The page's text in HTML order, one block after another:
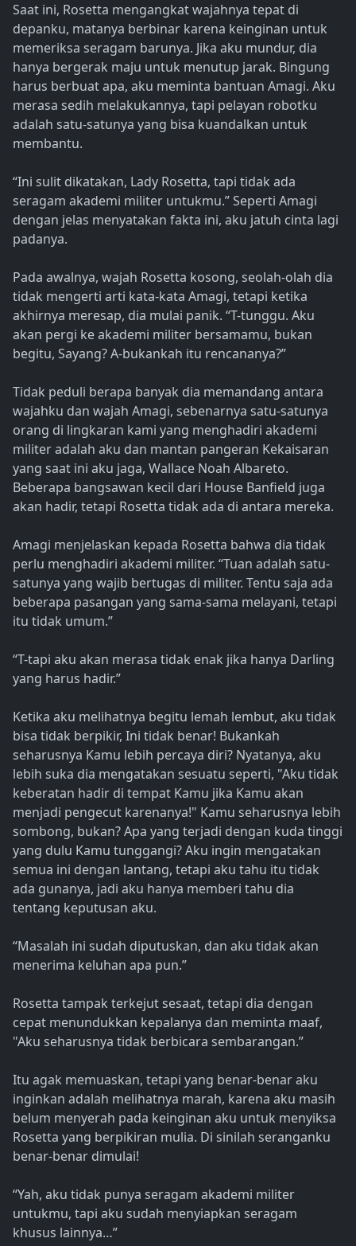
Saat ini, Rosetta mengangkat wajahnya tepat di
depanku, matanya berbinar karena keinginan untuk
memeriksa seragam barunya. Jika aku mundur, dia
hanya bergerak maju untuk menutup jarak. Bingung
harus berbuat apa, aku meminta bantuan Amagi. Aku
merasa sedih melakukannya, tapi pelayan robotku
adalah satu-satunya yang bisa kuandalkan untuk
membantu.
“Ini sulit dikatakan, Lady Rosetta, tapi tidak ada
seragam akademi militer untukmu.” Seperti Amagi
dengan jelas menyatakan fakta ini, aku jatuh cinta lagi
padanya.
Pada awalnya, wajah Rosetta kosong, seolah-olah dia
tidak mengerti arti kata-kata Amagi, tetapi ketika
akhirnya meresap, dia mulai panik. “T-tunggu. Aku
akan pergi ke akademi militer bersamamu, bukan
begitu, Sayang? A-bukankah itu rencananya?”
Tidak peduli berapa banyak dia memandang antara
wajahku dan wajah Amagi, sebenarnya satu-satunya
orang di lingkaran kami yang menghadiri akademi
militer adalah aku dan mantan pangeran Kekaisaran
yang saat ini aku jaga, Wallace Noah Albareto.
Beberapa bangsawan kecil dari House Banfield juga
akan hadir, tetapi Rosetta tidak ada di antara mereka.
Amagi menjelaskan kepada Rosetta bahwa dia tidak
perlu menghadiri akademi militer. “Tuan adalah satu-
satunya yang wajib bertugas di militer. Tentu saja ada
beberapa pasangan yang sama-sama melayani, tetapi
itu tidak umum.”
“T-tapi aku akan merasa tidak enak jika hanya Darling
yang harus hadir.”
Ketika aku melihatnya begitu lemah lembut, aku tidak
bisa tidak berpikir, Ini tidak benar! Bukankah
seharusnya Kamu lebih percaya diri? Nyatanya, aku
lebih suka dia mengatakan sesuatu seperti, "Aku tidak
keberatan hadir di tempat Kamu jika Kamu akan
menjadi pengecut karenanya!" Kamu seharusnya lebih
sombong, bukan? Apa yang terjadi dengan kuda tinggi
yang dulu Kamu tunggangi? Aku ingin mengatakan
semua ini dengan lantang, tetapi aku tahu itu tidak
ada gunanya, jadi aku hanya memberi tahu dia
tentang keputusan aku.
“Masalah ini sudah diputuskan, dan aku tidak akan
menerima keluhan apa pun.”
Rosetta tampak terkejut sesaat, tetapi dia dengan
cepat menundukkan kepalanya dan meminta maaf,
"Aku seharusnya tidak berbicara sembarangan.”
Itu agak memuaskan, tetapi yang benar-benar aku
inginkan adalah melihatnya marah, karena aku masih
belum menyerah pada keinginan aku untuk menyiksa
Rosetta yang berpikiran mulia. Di sinilah seranganku
benar-benar dimulai!
“Yah, aku tidak punya seragam akademi militer
untukmu, tapi aku sudah menyiapkan seragam
khusus lainnya…”